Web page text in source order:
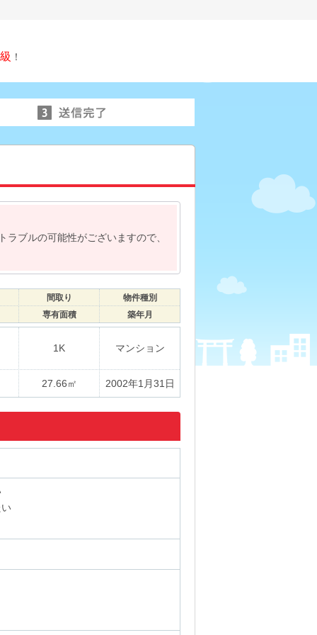
！
ブルの可能性がございますので、
間取り
物件種別
専有面積 築年月
1K マンション
27.66㎡ 2002年1月31日